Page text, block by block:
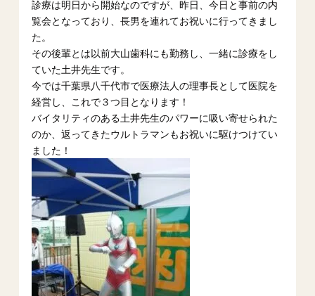
診療は明日から開始なのですが、昨日、今日と事前の内
覧会となっており、長男を連れてお祝いに行ってきまし
た。
その後輩とは以前大山歯科にも勤務し、一緒に診療をし
ていた土井先生です。
今では千葉県八千代市で医療法人の理事長として医院を
経営し、これで３つ目となります！
バイタリティのある土井先生のパワーに吸い寄せられた
のか、返ってきたウルトラマンもお祝いに駆けつけてい
ました！